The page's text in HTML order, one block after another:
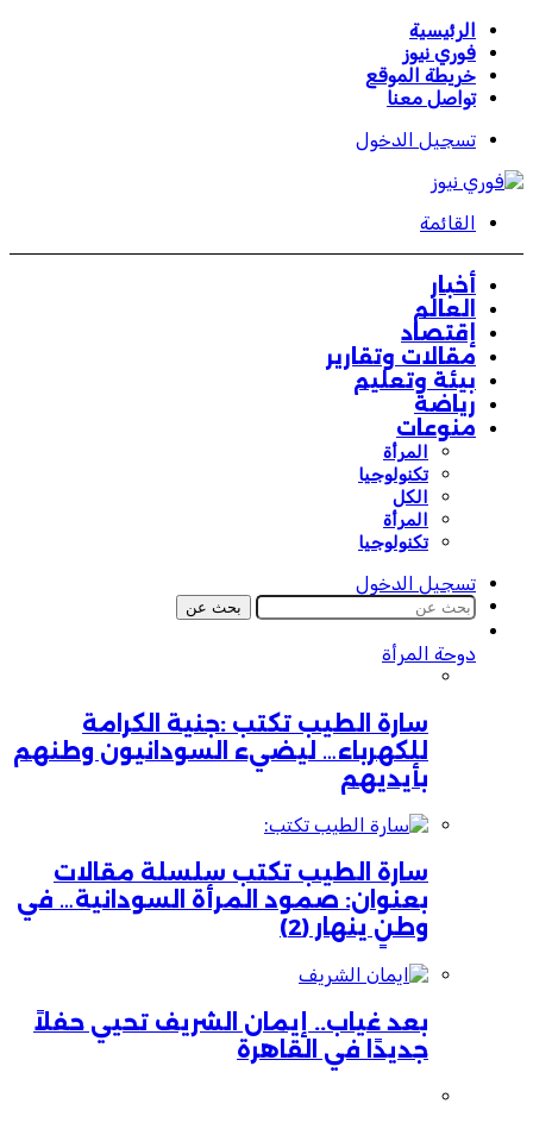
الرئيسية
فوري نيوز
خريطة الموقع
تواصل معنا
تسجيل الدخول
القائمة
أخبار
العالم
إقتصاد
مقالات وتقارير
بيئة وتعليم
رياضة
منوعات
المرأة
تكنولوجيا
الكل
المرأة
تكنولوجيا
تسجيل الدخول
بحث عن
دوحة المرأة
سارة الطيب تكتب :جنية الكرامة
للكهرباء… ليضيء السودانيون وطنهم
بأيديهم
سارة الطيب تكتب سلسلة مقالات
بعنوان: صمود المرأة السودانية… في
وطنٍ ينهار (2)
بعد غياب.. إيمان الشريف تحيي حفلاً
جديدًا في القاهرة